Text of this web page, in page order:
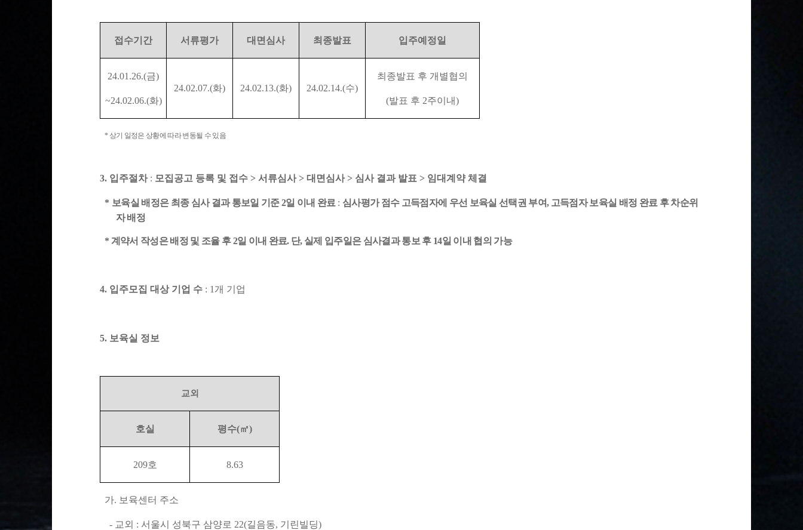
접수기간 서류평가 대면심사 최종발표 입주예정일
24.01.26.(금)
~24.02.06.(화)
24.02.07.(화) 24.02.13.(화) 24.02.14.(수)
최종발표 후 개별협의
(발표 후 2주이내)
*상기 일정은 상황에 따라 변동될 수 있음
3. 입주절차 : 모집공고 등록 및 접수 > 서류심사> 대면심사> 심사 결과 발표 > 임대계약 체결
* 보육실 배정은 최종 심사 결과 통보일 기준2일 이내 완료 : 심사평가 점수 고득점자에 우선 보육실 선택권 부여, 고득점자 보육실 배정 완료 후 차순위
자 배정
* 계약서 작성은 배정 및 조율 후2일 이내 완료. 단, 실제 입주일은 심사결과 통보 후 14일 이내 협의 가능
4. 입주모집 대상 기업 수 : 1 개 기업
5. 보육실 정보
교외
호실 평수(㎡)
209호 8.63
가. 보육센터 주소
- 교외 : 서울시 성북구 삼양로 22(길음동, 기린빌딩)